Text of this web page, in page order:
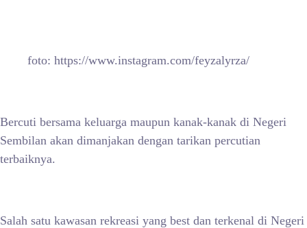
foto: https://www.instagram.com/feyzalyrza/
Bercuti bersama keluarga maupun kanak-kanak di Negeri
Sembilan akan dimanjakan dengan tarikan percutian
terbaiknya.
Salah satu kawasan rekreasi yang best dan terkenal di Negeri